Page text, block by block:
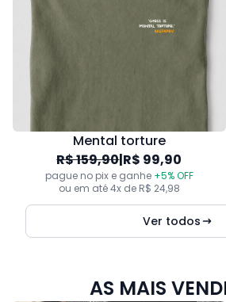
Mental torture
R$ 159,90|R$ 99,90
pague no pix e ganhe +5% OFF
ou em até 4x de R$ 24,98
Ver todos
AS MAIS